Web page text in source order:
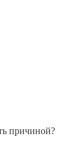
причиной?